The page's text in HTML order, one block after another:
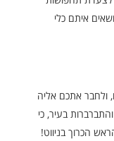
איתם כלי
אתכם אליה
בעיר, כי
הכרוך בניווט!